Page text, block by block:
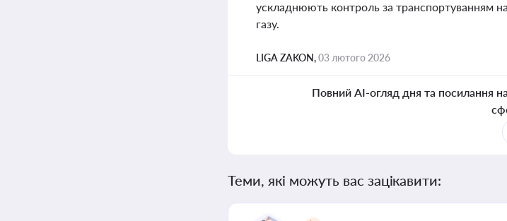
ускладнюють контроль за транспортуванням
газу.
LIGA ZAKON,03 лютого 2026
Повний AI-огляд дня та посилання на
Теми, які можуть вас зацікавити: